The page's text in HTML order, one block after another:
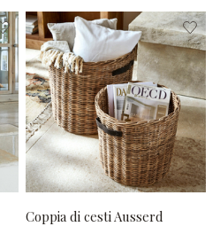
Coppia di cesti Ausserd